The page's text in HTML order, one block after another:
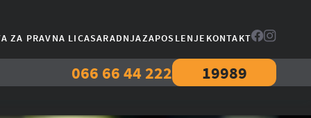
ZA PRAVNA LICASARADNJAZAPOSLENJE KONTAKT
066 66 44 222 19989